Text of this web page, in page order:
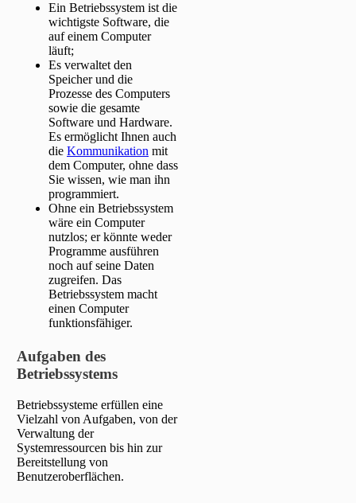
Ein Betriebssystem ist die
wichtigste Software, die
auf einem Computer
läuft;
Es verwaltet den
Speicher und die
Prozesse des Computers
sowie die gesamte
Software und Hardware.
Es ermöglicht Ihnen auch
die Kommunikation mit
dem Computer, ohne dass
Sie wissen, wie man ihn
programmiert.
Ohne ein Betriebssystem
wäre ein Computer
nutzlos; er könnte weder
Programme ausführen
noch auf seine Daten
zugreifen. Das
Betriebssystem macht
einen Computer
funktionsfähiger.
Aufgaben des
Betriebssystems
Betriebssysteme erfüllen eine
Vielzahl von Aufgaben, von der
Verwaltung der
Systemressourcen bis hin zur
Bereitstellung von
Benutzeroberflächen.